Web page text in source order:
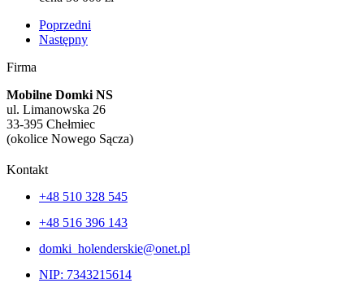
Poprzedni
Następny
Firma
Mobilne Domki NS
ul. Limanowska 26
33-395 Chełmiec
(okolice Nowego Sącza)
Kontakt
+48 510 328 545
+48 516 396 143
domki_holenderskie@onet.pl
NIP: 7343215614